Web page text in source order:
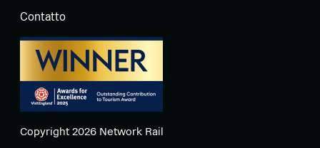
Contatto
Copyright 2026 Network Rail